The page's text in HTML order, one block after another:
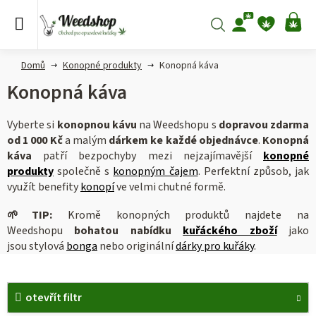
Hledat
Domů Konopné produkty Konopná káva
Konopná káva
Vyberte si konopnou kávu na Weedshopu s dopravou zdarma
od 1 000 Kča malým dárkem ke každé objednávce. Konopná
káva patří bezpochyby mezi nejzajímavější konopné
produkty společně s konopným čajem. Perfektní způsob, jak
využít benefitykonopíve velmi chutné formě.
🌱 TIP: Kromě konopných produktů najdete na
Weedshopu bohatou nabídku kuřáckého zboží
jako
jsoustylová bonga nebo originálnídárky pro kuřáky.
otevřít filtr
V